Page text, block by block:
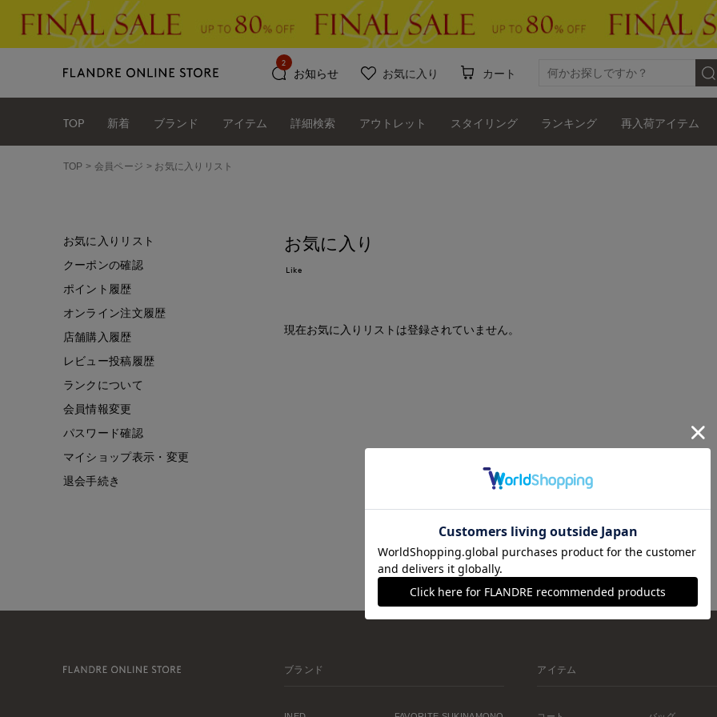
お知らせ
2
お気に入り カート
TOP 新着 ブランド アイテム 詳細検索 アウトレット スタイリング ランキング 再入荷アイテム
TOP 会員ページ お気に入りリスト
お気に入り
Like
現在お気に入りリストは登録されていません。
お気に入りリスト
クーポンの確認
ポイント履歴
オンライン注文履歴
店舗購入履歴
レビュー投稿履歴
ランクについて
会員情報変更
パスワード確認
マイショップ表示・変更
退会手続き
ブランド アイテム